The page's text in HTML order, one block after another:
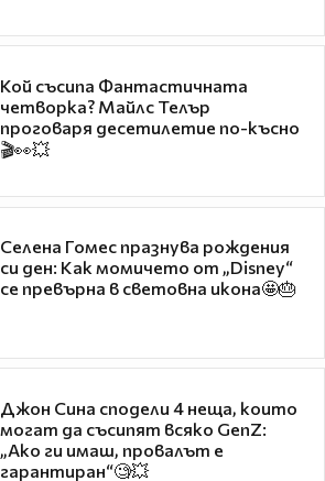
Кой съсипа Фантастичната
четворка? Майлс Телър
проговаря десетилетие по-късно
🎬👀💥
Селена Гомес празнува рождения
си ден: Как момичето от „Disney“
се превърна в световна икона🤩🎂
Джон Сина сподели 4 неща, които
могат да съсипят всяко GenZ:
„Ако ги имаш, провалът е
гарантиран“🧐💥